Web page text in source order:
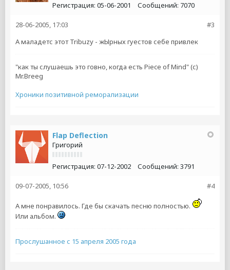
Регистрация: 05-06-2001 Сообщений: 7070
#3
28-06-2005, 17:03
А маладетс этот Tribuzy - жЫрных гуестов себе привлек
"как ты слушаешь это говно, когда есть Piece of Mind" (с)
Mr.Breeg
Хроники позитивной реморализации
Flap Deflection
Григорий
Регистрация: 07-12-2002 Сообщений: 3791
#4
09-07-2005, 10:56
А мне понравилось. Где бы скачать песню полностью.
Или альбом.
Прослушанное с 15 апреля 2005 года